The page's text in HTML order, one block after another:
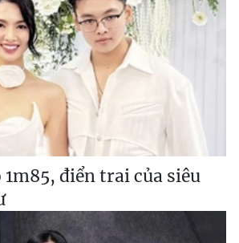
1m85, điển trai của siêu